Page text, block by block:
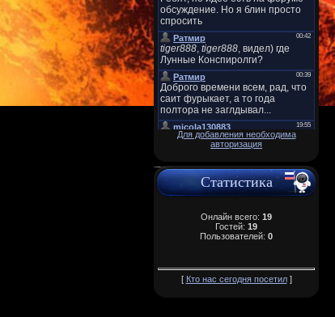
Для добавления необходима
авторизация
Статистика
Онлайн всего: 19
Гостей: 19
Пользователей: 0
[ Кто нас сегодня посетил]